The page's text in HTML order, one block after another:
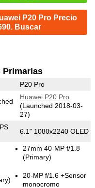
P20 Pro Precio
Buscar
Primarias
P20 Pro
Huawei P20 Pro
(Launched 2018-03-
27)
6.1" 1080x2240 OLED
27mm 40-MP f/1.8
(Primary)
20-MP f/1.6 +Sensor
monocromo